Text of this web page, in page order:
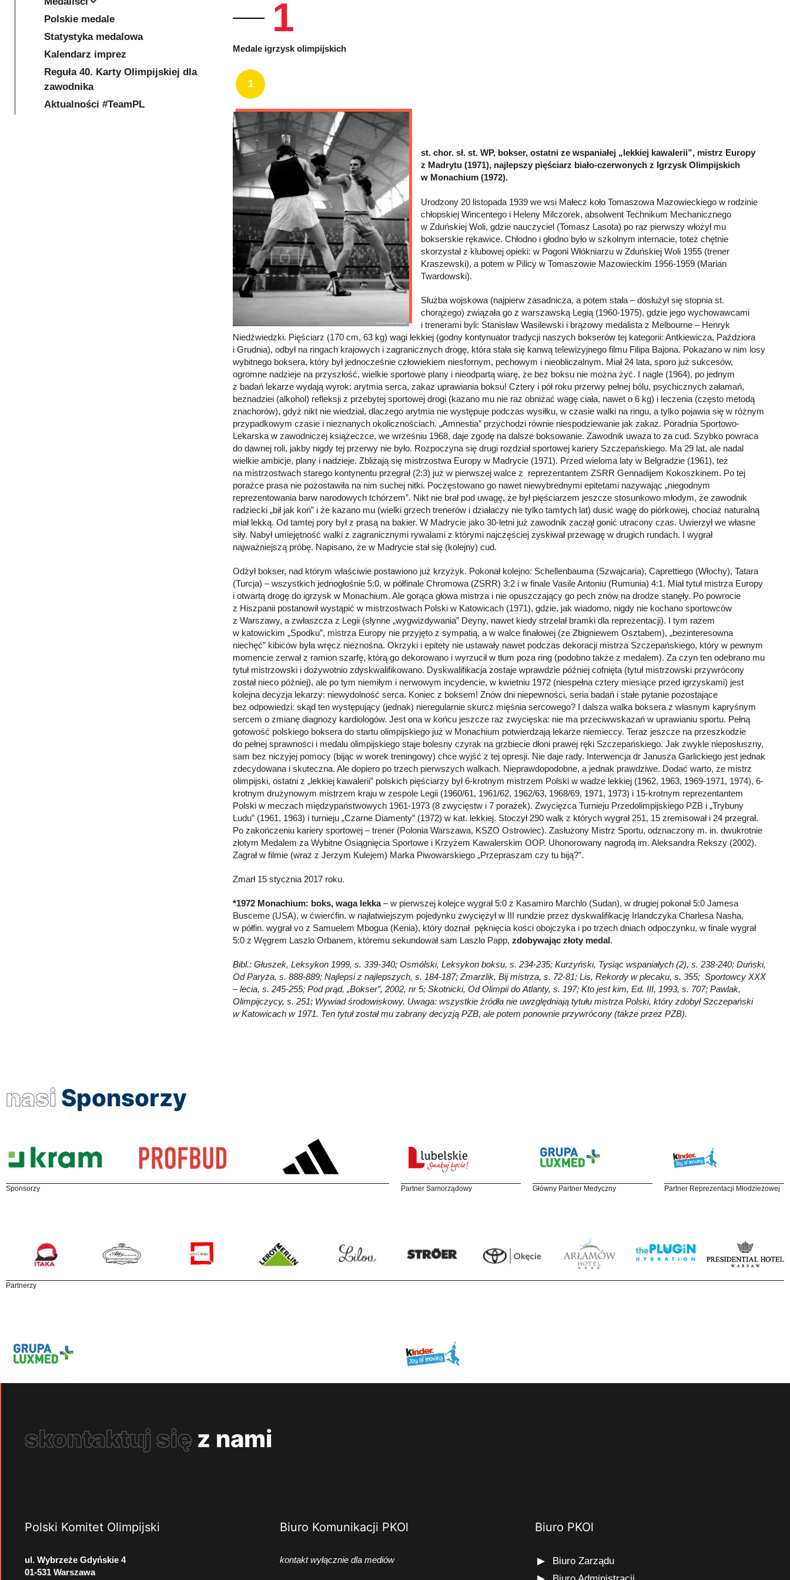
1
Medale igrzysk olimpijskich
1
st. chor. sł. st. WP, bokser, ostatni ze wspaniałej „lekkiej kawalerii”, mistrz Europy
z Madrytu (1971), najlepszy pięściarz biało-czerwonych z Igrzysk Olimpijskich
w Monachium (1972).
Urodzony 20 listopada 1939 we wsi Małecz koło Tomaszowa Mazowieckiego w rodzinie
chłopskiej Wincentego i Heleny Milczorek, absolwent Technikum Mechanicznego
w Zduńskiej Woli, gdzie nauczyciel (Tomasz Lasota) po raz pierwszy włożył mu
bokserskie rękawice. Chłodno i głodno było w szkolnym internacie, toteż chętnie
skorzystał z klubowej opieki: w Pogoni Włókniarzu w Zduńskiej Woli 1955 (trener
Kraszewski), a potem w Pilicy w Tomaszowie Mazowieckim 1956-1959 (Marian
Twardowski).
Służba wojskowa (najpierw zasadnicza, a potem stała – dosłużył się stopnia st.
chorążego) związała go z warszawską Legią (1960-1975), gdzie jego wychowawcami
i trenerami byli: Stanisław Wasilewski i brązowy medalista z Melbourne – Henryk
Niedźwiedzki. Pięściarz (170 cm, 63 kg) wagi lekkiej (godny kontynuator tradycji naszych bokserów tej kategorii: Antkiewicza, Paździora
i Grudnia), odbył na ringach krajowych i zagranicznych drogę, która stała się kanwą telewizyjnego filmu Filipa Bajona. Pokazano w nim losy
wybitnego boksera, który był jednocześnie człowiekiem niesfornym, pechowym i nieobliczalnym. Miał 24 lata, sporo już sukcesów,
ogromne nadzieje na przyszłość, wielkie sportowe plany i nieodpartą wiarę, że bez boksu nie można żyć. I nagle (1964), po jednym
z badań lekarze wydają wyrok: arytmia serca, zakaz uprawiania boksu! Cztery i pół roku przerwy pełnej bólu, psychicznych załamań,
beznadziei (alkohol) refleksji z przebytej sportowej drogi (kazano mu nie raz obniżać wagę ciała, nawet o 6 kg) i leczenia (często metodą
znachorów), gdyż nikt nie wiedział, dlaczego arytmia nie występuje podczas wysiłku, w czasie walki na ringu, a tylko pojawia się w różnym
przypadkowym czasie i nieznanych okolicznościach. „Amnestia” przychodzi równie niespodziewanie jak zakaz. Poradnia Sportowo-
Lekarska w zawodniczej książeczce, we wrześniu 1968, daje zgodę na dalsze boksowanie. Zawodnik uważa to za cud. Szybko powraca
do dawnej roli, jakby nigdy tej przerwy nie było. Rozpoczyna się drugi rozdział sportowej kariery Szczepańskiego. Ma 29 lat, ale nadal
wielkie ambicje, plany i nadzieje. Zbliżają się mistrzostwa Europy w Madrycie (1971). Przed wieloma laty w Belgradzie (1961), też
na mistrzostwach starego kontynentu przegrał (2:3) już w pierwszej walce z reprezentantem ZSRR Gennadijem Kokoszkinem. Po tej
porażce prasa nie pozostawiła na nim suchej nitki. Poczęstowano go nawet niewybrednymi epitetami nazywając „niegodnym
reprezentowania barw narodowych tchórzem”. Nikt nie brał pod uwagę, że był pięściarzem jeszcze stosunkowo młodym, że zawodnik
radziecki „bił jak koń” i że kazano mu (wielki grzech trenerów i działaczy nie tylko tamtych lat) dusić wagę do piórkowej, chociaż naturalną
miał lekką. Od tamtej pory był z prasą na bakier. W Madrycie jako 30-letni już zawodnik zaczął gonić utracony czas. Uwierzył we własne
siły. Nabył umiejętność walki z zagranicznymi rywalami z którymi najczęściej zyskiwał przewagę w drugich rundach. I wygrał
najważniejszą próbę. Napisano, że w Madrycie stał się (kolejny) cud.
Odżył bokser, nad którym właściwie postawiono już krzyżyk. Pokonał kolejno: Schellenbauma (Szwajcaria), Caprettiego (Włochy), Tatara
(Turcja) – wszystkich jednogłośnie 5:0, w półfinale Chromowa (ZSRR) 3:2 i w finale Vasile Antoniu (Rumunia) 4:1. Miał tytuł mistrza Europy
i otwartą drogę do igrzysk w Monachium. Ale gorąca głowa mistrza i nie opuszczający go pech znów na drodze stanęły. Po powrocie
z Hiszpanii postanowił wystąpić w mistrzostwach Polski w Katowicach (1971), gdzie, jak wiadomo, nigdy nie kochano sportowców
z Warszawy, a zwłaszcza z Legii (słynne „wygwizdywania” Deyny, nawet kiedy strzelał bramki dla reprezentacji). I tym razem
w katowickim „Spodku”, mistrza Europy nie przyjęto z sympatią, a w walce finałowej (ze Zbigniewem Osztabem), „bezinteresowna
niechęć” kibiców była wręcz nieznośna. Okrzyki i epitety nie ustawały nawet podczas dekoracji mistrza Szczepańskiego, który w pewnym
momencie zerwał z ramion szarfę, którą go dekorowano i wyrzucił w tłum poza ring (podobno także z medalem). Za czyn ten odebrano mu
tytuł mistrzowski i dożywotnio zdyskwalifikowano. Dyskwalifikacja zostaje wprawdzie później cofnięta (tytuł mistrzowski przywrócony
został nieco później), ale po tym niemiłym i nerwowym incydencie, w kwietniu 1972 (niespełna cztery miesiące przed igrzyskami) jest
kolejna decyzja lekarzy: niewydolność serca. Koniec z boksem! Znów dni niepewności, seria badań i stałe pytanie pozostające
bez odpowiedzi: skąd ten występujący (jednak) nieregularnie skurcz mięśnia sercowego? I dalsza walka boksera z własnym kapryśnym
sercem o zmianę diagnozy kardiologów. Jest ona w końcu jeszcze raz zwycięska: nie ma przeciwwskazań w uprawianiu sportu. Pełną
gotowość polskiego boksera do startu olimpijskiego już w Monachium potwierdzają lekarze niemieccy. Teraz jeszcze na przeszkodzie
do pełnej sprawności i medalu olimpijskiego staje bolesny czyrak na grzbiecie dłoni prawej ręki Szczepańskiego. Jak zwykle nieposłuszny,
sam bez niczyjej pomocy (bijąc w worek treningowy) chce wyjść z tej opresji. Nie daje rady. Interwencja dr Janusza Garlickiego jest jednak
zdecydowana i skuteczna. Ale dopiero po trzech pierwszych walkach. Nieprawdopodobne, a jednak prawdziwe. Dodać warto, że mistrz
olimpijski, ostatni z „lekkiej kawalerii” polskich pięściarzy był 6-krotnym mistrzem Polski w wadze lekkiej (1962, 1963, 1969-1971, 1974), 6-
krotnym drużynowym mistrzem kraju w zespole Legii (1960/61, 1961/62, 1962/63, 1968/69, 1971, 1973) i 15-krotnym reprezentantem
Polski w meczach międzypaństwowych 1961-1973 (8 zwycięstw i 7 porażek). Zwycięzca Turnieju Przedolimpijskiego PZB i „Trybuny
Ludu” (1961, 1963) i turnieju „Czarne Diamenty” (1972) w kat. lekkiej. Stoczył 290 walk z których wygrał 251, 15 zremisował i 24 przegrał.
Po zakończeniu kariery sportowej – trener (Polonia Warszawa, KSZO Ostrowiec). Zasłużony Mistrz Sportu, odznaczony m. in. dwukrotnie
złotym Medalem za Wybitne Osiągnięcia Sportowe i Krzyżem Kawalerskim OOP. Uhonorowany nagrodą im. Aleksandra Rekszy (2002).
Zagrał w filmie (wraz z Jerzym Kulejem) Marka Piwowarskiego „Przepraszam czy tu biją?”.
Zmarł 15 stycznia 2017 roku.
*1972 Monachium: boks, waga lekka– w pierwszej kolejce wygrał 5:0 z Kasamiro Marchlo (Sudan), w drugiej pokonał 5:0 Jamesa
Busceme (USA), w ćwierćfin. w najłatwiejszym pojedynku zwyciężył w III rundzie przez dyskwalifikację Irlandczyka Charlesa Nasha,
w półfin. wygrał vo z Samuelem Mbogua (Kenia), który doznał pęknięcia kości obojczyka i po trzech dniach odpoczynku, w finale wygrał
5:0 z Węgrem Laszlo Orbanem, któremu sekundował sam Laszlo Papp, zdobywając złoty medal.
Bibl.: Głuszek, Leksykon 1999, s. 339-340; Osmólski, Leksykon boksu, s. 234-235; Kurzyński, Tysiąc wspaniałych (2), s. 238-240; Duński,
Od Paryża, s. 888-889; Najlepsi z najlepszych, s. 184-187; Zmarzlik, Bij mistrza, s. 72-81; Lis, Rekordy w plecaku, s. 355; Sportowcy XXX
– lecia, s. 245-255; Pod prąd, „Bokser”, 2002, nr 5; Skotnicki, Od Olimpii do Atlanty, s. 197; Kto jest kim, Ed. III, 1993, s. 707; Pawlak,
Olimpijczycy, s. 251; Wywiad środowiskowy. Uwaga: wszystkie źródła nie uwzględniają tytułu mistrza Polski, który zdobył Szczepański
w Katowicach w 1971. Ten tytuł został mu zabrany decyzją PZB, ale potem ponownie przywrócony (także przez PZB).
Polskie medale
Statystyka medalowa
Kalendarz imprez
Reguła 40. Karty Olimpijskiej dla
zawodnika
Aktualności #TeamPL
nasi Sponsorzy
Sponsorzy Partner Samorządowy Główny Partner Medyczny Partner Reprezentacji Młodzieżowej
Partnerzy
skontaktuj się z nami
Polski Komitet Olimpijski
ul. Wybrzeże Gdyńskie 4
01-531 Warszawa
Biuro Komunikacji PKOl
kontakt wyłącznie dla mediów
Biuro PKOl
Biuro Zarządu